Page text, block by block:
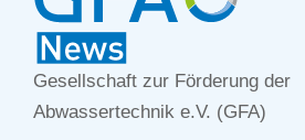
Gesellschaft zur Förderung der
Abwassertechnik e.V. (GFA)